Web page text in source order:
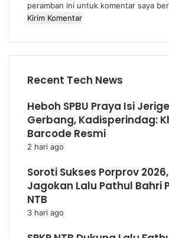
peramban ini untuk komentar saya
Recent Tech News
Heboh SPBU Praya Isi
Gerbang, Kadisperindag:
Barcode Resmi
2 hari ago
Soroti Sukses Porprov
Jagokan Lalu Pathul Bahri
NTB
3 hari ago